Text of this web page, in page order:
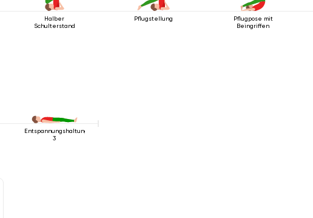
Halber
Schulterstand
Pflugstellung
Pflugpose mit
Beingriffen
Entspannungshaltung
3